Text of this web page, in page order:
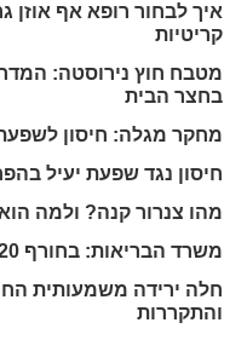
איך לבחור רופא אף אוזן
קריטיות
מטבח חוץ נירוסטה:
בחצר הבית
מחקר מגלה: חיסון
חיסון נגד שפעת יעיל
מהו צנרור קנה? ולמה
משרד הבריאות: בחורף 2020 זהינו אפס מקרי שפעת
חלה ירידה משמעותית
והתקררות